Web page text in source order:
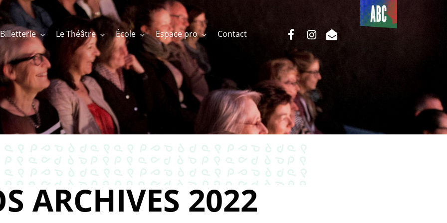
Billetterie Le Théâtre École Espace pro Contact
Du côté
de l’ABC
facebookinstagram
email
ARCHIVES 2022